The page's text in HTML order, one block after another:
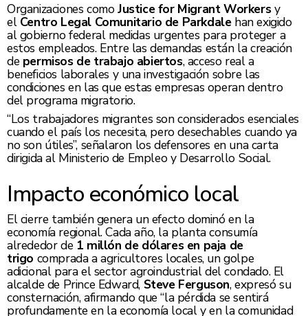
Organizaciones comoJustice for Migrant Workersy
el Centro Legal Comunitario de Parkdalehan exigido
al gobierno federal medidas urgentes para proteger a
estos empleados. Entre las demandas están la creación
de permisos de trabajo abiertos, acceso real a
beneficios laborales y una investigación sobre las
condiciones en las que estas empresas operan dentro
del programa migratorio.
“Los trabajadores migrantes son considerados esenciales
cuando el país los necesita, pero desechables cuando ya
no son útiles”, señalaron los defensores en una carta
dirigida al Ministerio de Empleo y Desarrollo Social.
Impacto económico local
El cierre también genera un efecto dominó en la
economía regional. Cada año, la planta consumía
alrededor de 1 millón de dólares en paja de
trigo comprada a agricultores locales, un golpe
adicional para el sector agroindustrial del condado. El
alcalde de Prince Edward, Steve Ferguson, expresó su
consternación, afirmando que “la pérdida se sentirá
profundamente en la economía local y en la comunidad